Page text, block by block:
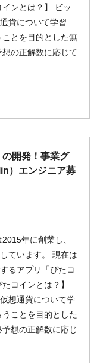
ンとは？】 ビッ
貨について学習
とを目的とした無
の正解数に応じて
開発！事業グ
）エンジニア募
年に創業し、
ています。 現在は
るアプリ「ぴたコ
コインとは？】
想通貨について学
ことを目的とした
想の正解数に応じ